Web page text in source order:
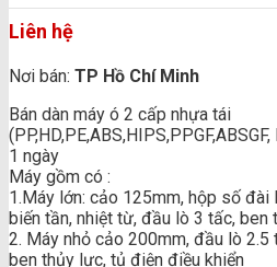
Liên hệ
Nơi bán: TP Hồ Chí Minh
Bán dàn máy ó 2 cấp nhựa tái
1 ngày
Máy gồm có :
1.Máy lớn: cảo 125mm, hộp số đài
biến tần, nhiệt từ, đầu lò 3 tấc,
2. Máy nhỏ cảo 200mm, đầu lò 2.5
ben thủy lực, tủ điện điều khiển